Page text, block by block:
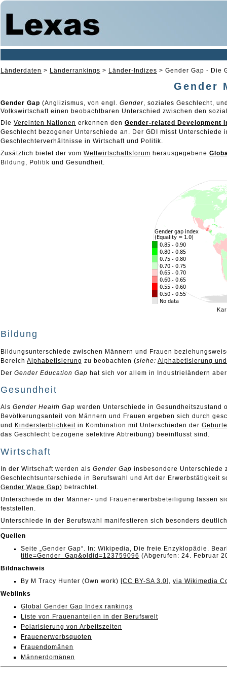
Länderdaten > Länderrankings > Länder-Indizes > Gender Gap - Die
Gender
Gender Gap (Anglizismus, von engl. Gender, soziales Geschlecht,
Volkswirtschaft einen beobachtbaren Unterschied zwischen den
Die Vereinten Nationen erkennen den Gender-related Development
Geschlecht bezogener Unterschiede an. Der GDI misst
Geschlechterverhältnisse in Wirtschaft und Politik.
Zusätzlich bietet der vom Weltwirtschaftsforum herausgegebene
Bildung, Politik und Gesundheit.
Bildung
Bildungsunterschiede zwischen Männern und Frauen
Bereich Alphabetisierung zu beobachten (siehe: Alphabetisierung
Der Gender Education Gap hat sich vor allem in Industrieländern
Gesundheit
Als Gender Health Gap werden Unterschiede in Gesundheitszustand
Bevölkerungsanteil von Männern und Frauen ergeben sich durch
und
Kindersterblichkeit in Kombination mit Unterschieden der
das Geschlecht bezogene selektive Abtreibung) beeinflusst sind.
Wirtschaft
In der Wirtschaft werden als Gender Gap insbesondere Unterschiede
Geschlechtsunterschiede in Berufswahl und Art der
Gender Wage Gap) betrachtet.
Unterschiede in der Männer- und Frauenerwerbsbeteiligung lassen
feststellen.
Unterschiede in der Berufswahl manifestieren sich besonders
Quellen
Seite „Gender Gap“. In: Wikipedia, Die freie Enzyklopädie.
title=Gender_Gap&oldid=123759096 (Abgerufen: 24. Februar
Bildnachweis
By M Tracy Hunter (Own work) [CC BY-SA 3.0], via Wikimedia
Weblinks
Global Gender Gap Index rankings
Liste von Frauenanteilen in der Berufswelt
Polarisierung von Arbeitszeiten
Frauenerwerbsquoten
Frauendomänen
Männerdomänen